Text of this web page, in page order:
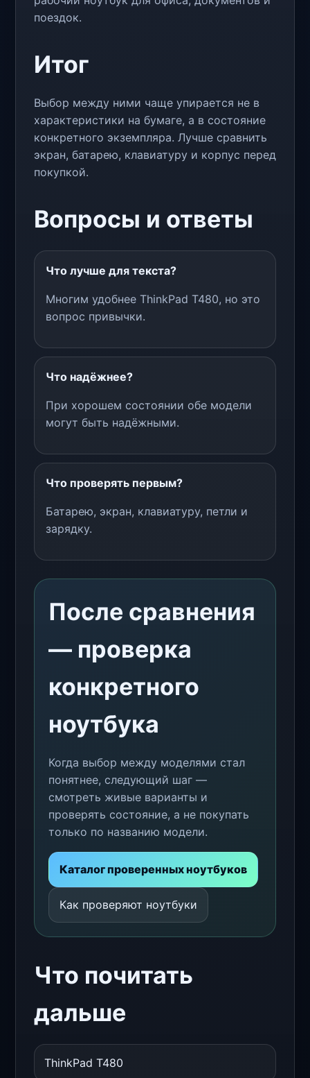
поездок.
Итог
Выбор между ними чаще упирается не в
характеристики на бумаге, а в состояние
конкретного экземпляра. Лучше сравнить
экран, батарею, клавиатуру и корпус перед
покупкой.
Вопросы и ответы
Что лучше для текста?
Многим удобнее ThinkPad T480, но это
вопрос привычки.
Что надёжнее?
При хорошем состоянии обе модели
могут быть надёжными.
Что проверять первым?
Батарею, экран, клавиатуру, петли и
зарядку.
После сравнения
— проверка
конкретного
ноутбука
Когда выбор между моделями стал
понятнее, следующий шаг —
смотреть живые варианты и
проверять состояние, а не покупать
только по названию модели.
Каталог проверенных ноутбуков
Как проверяют ноутбуки
Что почитать
дальше
ThinkPad T480